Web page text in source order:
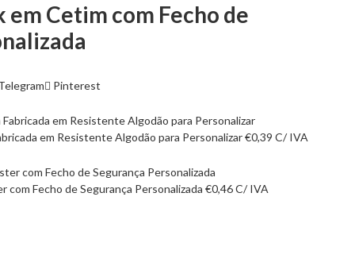
em Cetim com Fecho de
Pinterest
em Resistente Algodão para Personalizar€0,39 C/ IVA
com Fecho de Segurança Personalizada €0,46C/ IVA